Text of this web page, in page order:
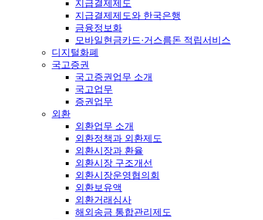
지급결제제도
지급결제제도와 한국은행
금융정보화
모바일현금카드·거스름돈 적립서비스
디지털화폐
국고증권
국고증권업무 소개
국고업무
증권업무
외환
외환업무 소개
외환정책과 외환제도
외환시장과 환율
외환시장 구조개선
외환시장운영협의회
외환보유액
외환거래심사
해외송금 통합관리제도